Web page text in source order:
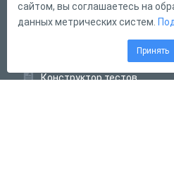
Форма обратной связи
Конструктор тестов
сайтом, вы соглашаетесь на
данных метрических систем.
Принять